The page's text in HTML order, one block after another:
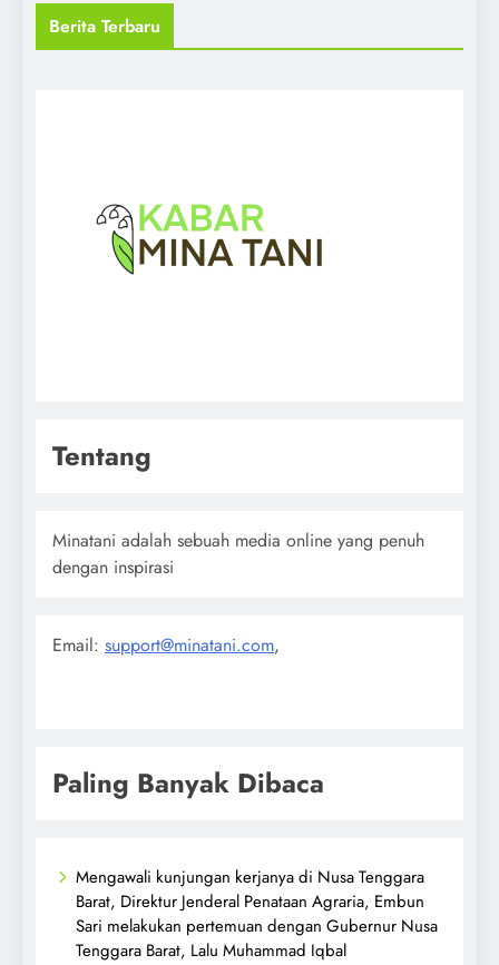
Berita Terbaru
Tentang
Minatani adalah sebuah media online yang penuh
dengan inspirasi
Email: support@minatani.com,
Paling Banyak Dibaca
Mengawali kunjungan kerjanya di Nusa Tenggara
Barat, Direktur Jenderal Penataan Agraria, Embun
Sari melakukan pertemuan dengan Gubernur Nusa
Tenggara Barat, Lalu Muhammad Iqbal